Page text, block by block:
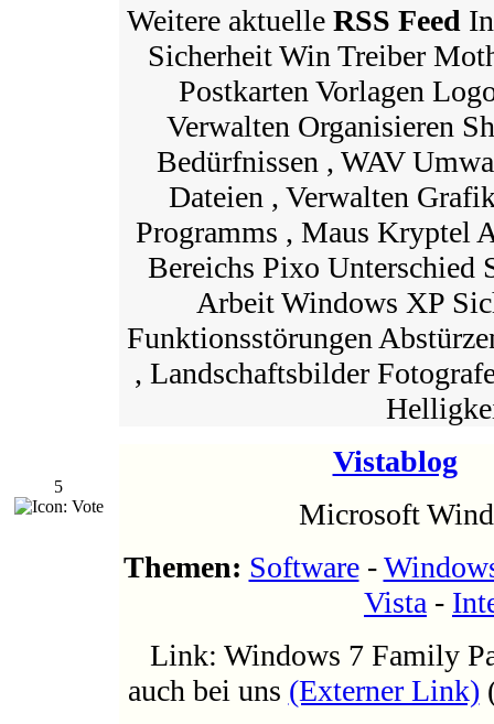
Weitere aktuelle RSS Feed
Sicherheit Win Treiber
Postkarten Vorlagen
Verwalten Organisieren
Bedürfnissen , WAV
Dateien , Verwalten
Programms , Maus Kryptel
Bereichs Pixo Unterschied
Arbeit Windows XP
Funktionsstörungen
, Landschaftsbilder
5
Vistablog
Microsoft
Themen: Software-
Vista -
Link: Windows 7 Family
auch bei uns (Externer Link)